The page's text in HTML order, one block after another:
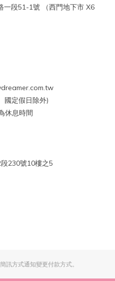
一段51-1號 （西門地下市 X6
國定假日除外)
休息時間
230號10樓之5
訊方式通知變更付款方式。